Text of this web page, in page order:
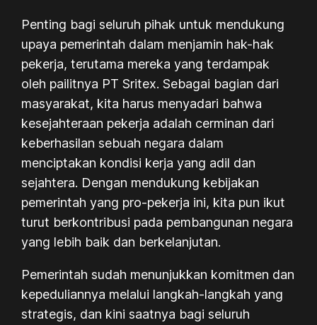
Penting bagi seluruh pihak untuk mendukung
upaya pemerintah dalam menjamin hak-hak
pekerja, terutama mereka yang terdampak
oleh pailitnya PT Sritex. Sebagai bagian dari
masyarakat, kita harus menyadari bahwa
kesejahteraan pekerja adalah cerminan dari
keberhasilan sebuah negara dalam
menciptakan kondisi kerja yang adil dan
sejahtera. Dengan mendukung kebijakan
pemerintah yang pro-pekerja ini, kita pun ikut
turut berkontribusi pada pembangunan negara
yang lebih baik dan berkelanjutan.
Pemerintah sudah menunjukkan komitmen dan
kepeduliannya melalui langkah-langkah yang
strategis, dan kini saatnya bagi seluruh